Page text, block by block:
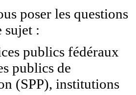
poser les questions
sujet :
publics fédéraux
publics de
(SPP), institutions